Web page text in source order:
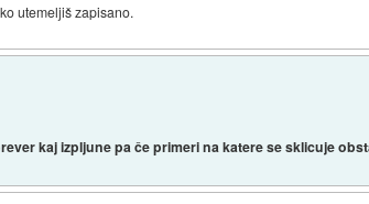
utemeljiš zapisano.
kaj izpljune pa če primeri na katere se sklicuje